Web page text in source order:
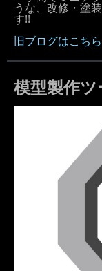
うな、改修・塗
す!!
旧ブログはこちら
模型製作